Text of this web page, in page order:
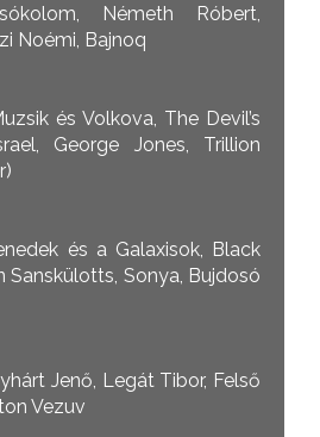
Németh Róbert,
Noémi, Bajnoq
és Volkova, The Devil’s
George Jones, Trillion
és a Galaxisok, Black
Sanskülotts, Sonya, Bujdosó
Jenő, Legát Tibor, Felső
Vezuv